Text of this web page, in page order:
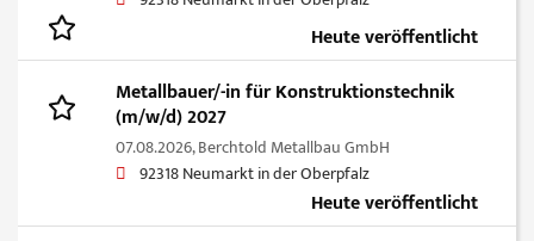
Heute veröffentlicht
Metallbauer/-in für Konstruktionstechnik
(m/w/d) 2027
07.08.2026,Berchtold Metallbau GmbH
92318 Neumarkt in der Oberpfalz
Heute veröffentlicht